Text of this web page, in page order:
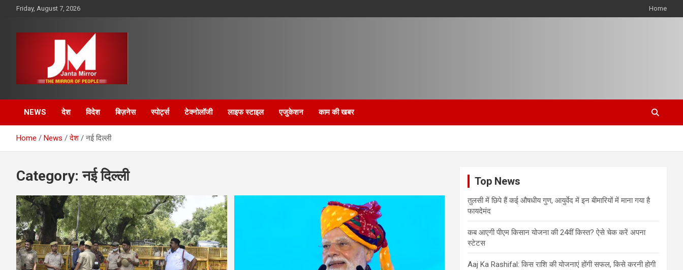
Friday, August 7, 2026 Home
Janta Mirror
NEWS देश विदेश बिज़नेस स्पोर्ट्स टेक्नोलॉजी लाइफ स्टाइल एजुकेशन काम की खबर
Home News देश नई दिल्ली
Category:नई दिल्ली Top News
तुलसी में छिपे हैं कई औषधीय गुण, आयुर्वेद में इन बीमारियों में माना गया है
फायदेमंद
कब आएगी पीएम किसान योजना की 24वीं किस्त? ऐसे चेक करें अपना
स्टेटस
Aaj Ka Rashifal: किस राशि की योजनाएं होंगी सफल, किसे करनी होगी